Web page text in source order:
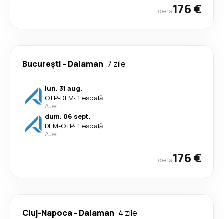
de la176 €
București - Dalaman 7 zile
lun. 31 aug.
OTP-DLM· 1 escală
AJet
dum. 06 sept.
DLM-OTP· 1 escală
AJet
de la176 €
Cluj-Napoca- Dalaman 4 zile